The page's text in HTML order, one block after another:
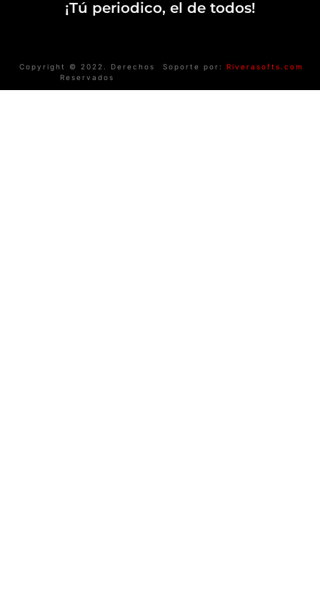
¡Tú periodico, el de todos!
Copyright © 2022. Derechos
Reservados
Soporte por: Riverasofts.com